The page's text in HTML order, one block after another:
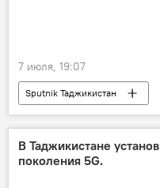
7 июля, 19:07
Sputnik Таджикистан
В Таджикистане
поколения 5G.